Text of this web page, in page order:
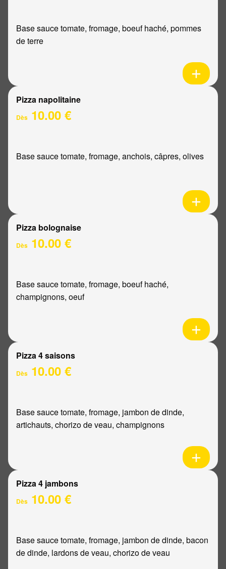
Base sauce tomate, fromage, boeuf haché, pommes
de terre
Pizza napolitaine
Dès 10.00 €
Base sauce tomate, fromage, anchois, câpres, olives
Pizza bolognaise
Dès 10.00 €
Base sauce tomate, fromage, boeuf haché,
champignons, oeuf
Pizza 4 saisons
Dès 10.00 €
Base sauce tomate, fromage, jambon de dinde,
artichauts, chorizo de veau, champignons
Pizza 4 jambons
Dès 10.00 €
Base sauce tomate, fromage, jambon de dinde, bacon
de dinde, lardons de veau, chorizo de veau